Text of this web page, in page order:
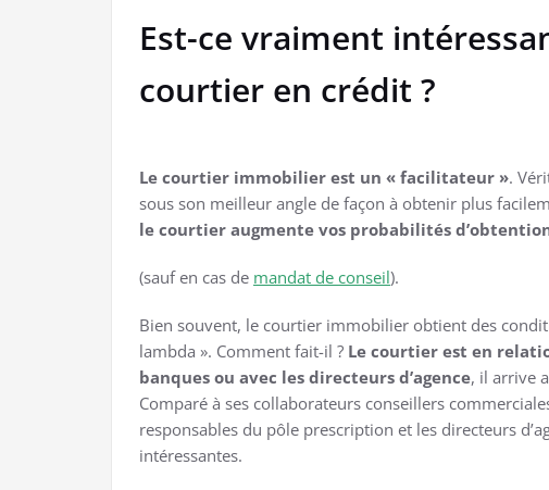
Est-ce vraiment
courtier en crédit ?
Le courtier immobilier est un « facilitateur ».
sous son meilleur angle de façon à obtenir plus
le courtier augmente vos probabilités
(sauf en cas de mandat de conseil).
Bien souvent, le courtier immobilier obtient des
lambda ». Comment fait-il ? Le courtier est en
banques ou avec les directeurs d’agence, il arrive
Comparé à ses collaborateurs conseillers
responsables du pôle prescription et les directeurs
intéressantes.